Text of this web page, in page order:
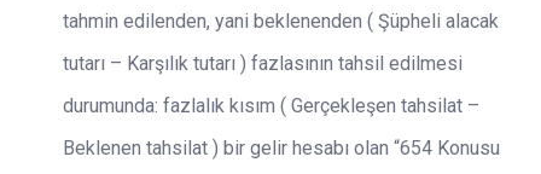
tahmin edilenden, yani beklenenden ( Şüpheli alacak
tutarı – Karşılık tutarı ) fazlasının tahsil edilmesi
durumunda: fazlalık kısım ( Gerçekleşen tahsilat –
Beklenen tahsilat ) bir gelir hesabı olan “654 Konusu